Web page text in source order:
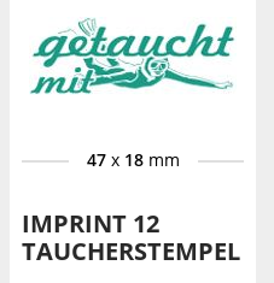
47x 18mm
IMPRINT 12
TAUCHERSTEMPEL